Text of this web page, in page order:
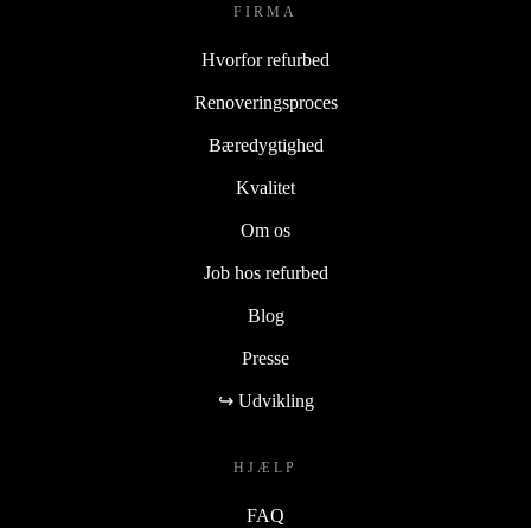
FIRMA
Hvorfor refurbed
Renoveringsproces
Bæredygtighed
Kvalitet
Om os
Job hos refurbed
Blog
Presse
↪ Udvikling
HJÆLP
FAQ